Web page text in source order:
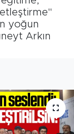
yoğun
Arkın